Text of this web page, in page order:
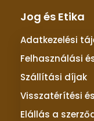
Jog és Etika
Adatkezelési
Felhasználási
Szállítási díjak
Visszatérítési
Elállás a